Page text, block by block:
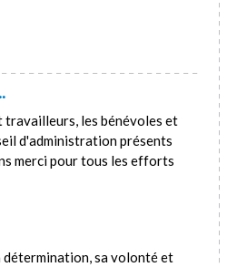
les bénévoles et
d'administration présents
merci pour tous les efforts
détermination, sa volonté et